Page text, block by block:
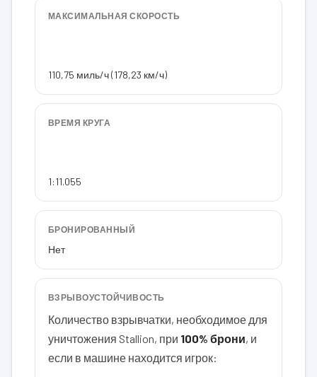
МАКСИМАЛЬНАЯ СКОРОСТЬ
110,75 миль/ч (178,23 км/ч)
ВРЕМЯ КРУГА
1:11.055
БРОНИРОВАННЫЙ
Нет
ВЗРЫВОУСТОЙЧИВОСТЬ
Количество взрывчатки, необходимое для
уничтожения Stallion, при 100% брони, и
если в машине находится игрок: